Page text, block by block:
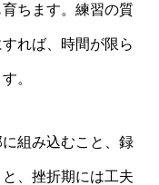
ちます。練習の質
れば、時間が限ら
。
組み込むこと、録
、挫折期には工夫